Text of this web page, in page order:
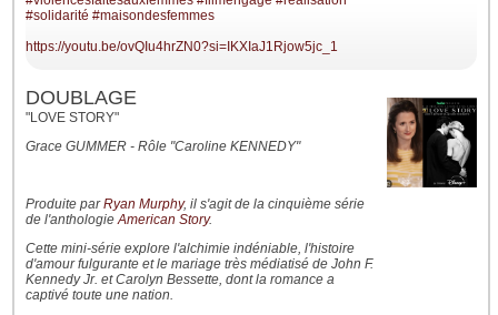
#solidarité #maisondesfemmes
https://youtu.be/ovQIu4hrZN0?si=IKXIaJ1Rjow5jc_1
DOUBLAGE
"LOVE STORY"
Grace GUMMER - Rôle "Caroline KENNEDY"
Produite parRyan Murphy, il s'agit de la cinquième série
de l'anthologieAmerican Story.
Cette mini-série explore l'alchimie indéniable, l'histoire
d'amour fulgurante et le mariage très médiatisé de John F.
Kennedy Jr. et Carolyn Bessette, dont la romance a
captivé toute une nation.